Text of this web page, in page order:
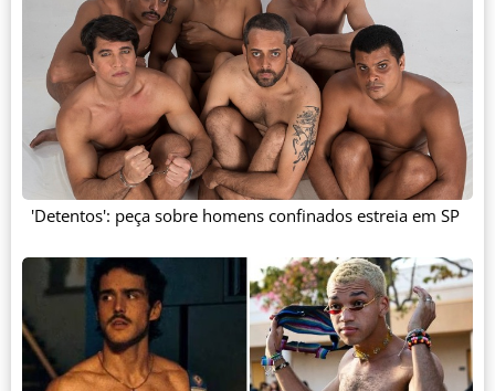
'Detentos': peça sobre homens confinados estreia em SP